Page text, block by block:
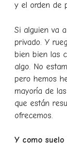
y el orden de
Si alguien va
privado. Y
bien bien las
algo. No
pero hemos
mayoría de
que están
ofrecemos.
Y como